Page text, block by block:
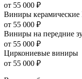
от 55 000 ₽
Виниры керамические
от 55 000 ₽
Виниры на передние
от 55 000 ₽
Циркониевые виниры
от 55 000 ₽